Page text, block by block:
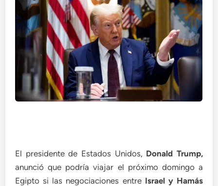
El presidente de Estados Unidos, Donald Trump,
anunció que podría viajar el próximo domingo a
Egipto si las negociaciones entre Israel y Hamás